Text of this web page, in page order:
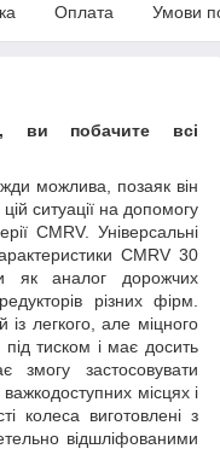
Оплата Умови
, ви побачите всі
можлива, позаяк він
ситуації на допомогу
CMRV. Універсальні
CMRV 30
як аналог дорожчих
різних фірм.
із легкого, але міцного
тиском і має досить
змогу застосовувати
місцях і
колеса виготовлені з
відшліфованими